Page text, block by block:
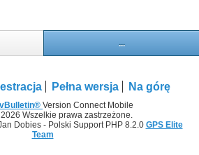
...
Pełna wersja Na górę
vBulletin® Version Connect Mobile
Wszelkie prawa zastrzeżone.
Dobies - Polski Support PHP 8.2.0 GPS Elite
Team